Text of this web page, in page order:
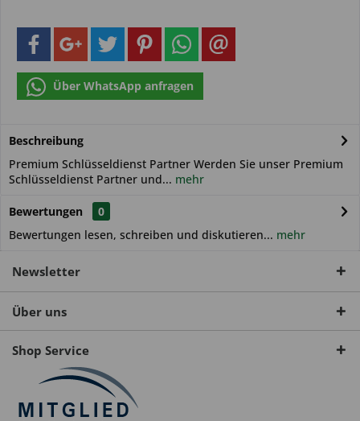
Über WhatsApp anfragen
Beschreibung
Premium Schlüsseldienst Partner Werden Sie unser Premium
Schlüsseldienst Partner und... mehr
Bewertungen
0
Bewertungen lesen, schreiben und diskutieren... mehr
Newsletter
Über uns
Shop Service